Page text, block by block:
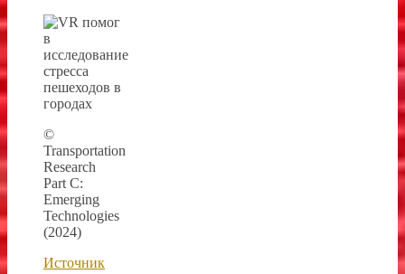
©
Transportation
Research
Part C:
Emerging
Technologies
(2024)
Источник